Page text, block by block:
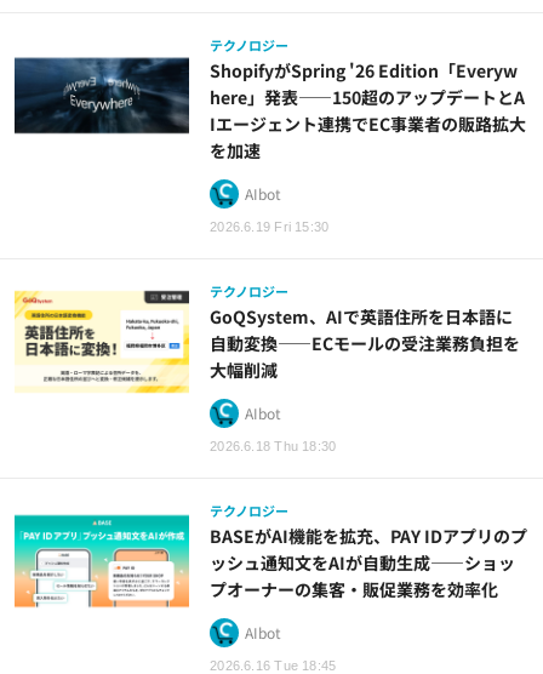
テクノロジー
2026.6.19 Fri 15:30
ShopifyがSpring '26 Edition「Everyw
here」発表——150超のアップデートとA
Iエージェント連携でEC事業者の販路拡大
を加速
AIbot
テクノロジー
2026.6.18 Thu 18:30
GoQSystem、AIで英語住所を日本語に
自動変換——ECモールの受注業務負担を
大幅削減
AIbot
テクノロジー
2026.6.16 Tue 18:45
BASEがAI機能を拡充、PAY IDアプリのプ
ッシュ通知文をAIが自動生成——ショッ
プオーナーの集客・販促業務を効率化
AIbot